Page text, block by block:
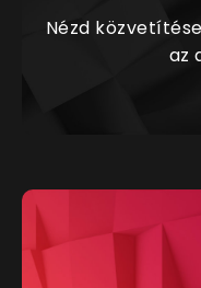
Nézd
az